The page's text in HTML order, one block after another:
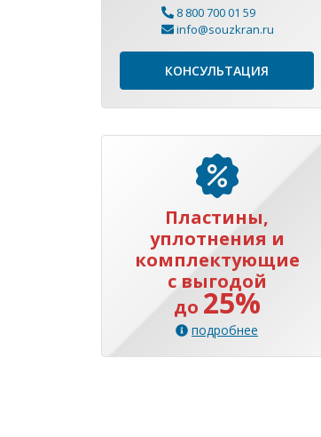
8 800 700 01 59
info@souzkran.ru
КОНСУЛЬТАЦИЯ
Пластины,
уплотнения и
комплектующие
с выгодой
до 25%
подробнее